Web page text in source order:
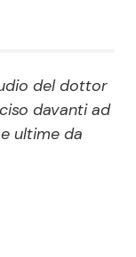
Talent
del dottor
davanti ad
ultime da